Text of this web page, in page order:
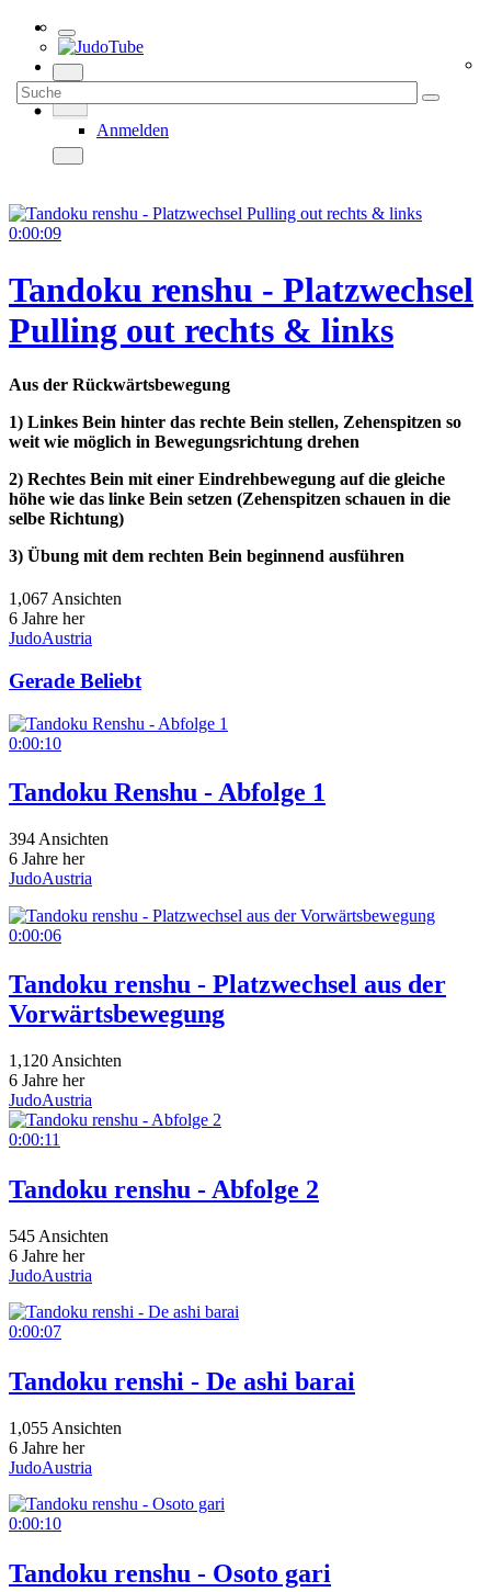
Anmelden
0:00:09
Tandoku renshu - Platzwechsel
Pulling out rechts & links
Aus der Rückwärtsbewegung
1) Linkes Bein hinter das rechte Bein stellen, Zehenspitzen so
weit wie möglich in Bewegungsrichtung drehen
2) Rechtes Bein mit einer Eindrehbewegung auf die gleiche
höhe wie das linke Bein setzen (Zehenspitzen schauen in die
selbe Richtung)
3) Übung mit dem rechten Bein beginnend ausführen
1,067 Ansichten
6 Jahre her
JudoAustria
Gerade Beliebt
0:00:10
Tandoku Renshu - Abfolge 1
394 Ansichten
6 Jahre her
JudoAustria
0:00:06
Tandoku renshu - Platzwechsel aus der
Vorwärtsbewegung
1,120 Ansichten
6 Jahre her
JudoAustria
0:00:11
Tandoku renshu - Abfolge 2
545 Ansichten
6 Jahre her
JudoAustria
0:00:07
Tandoku renshi - De ashi barai
1,055 Ansichten
6 Jahre her
JudoAustria
0:00:10
Tandoku renshu - Osoto gari